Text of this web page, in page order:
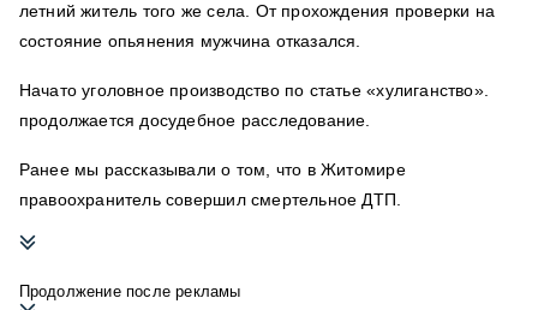
летний житель того же села. От прохождения проверки на
состояние опьянения мужчина отказался.
Начато уголовное производство по статье «хулиганство».
продолжается досудебное расследование.
Ранее мы рассказывали о том, что в Житомире
правоохранитель совершил смертельное ДТП.
Продолжение после рекламы